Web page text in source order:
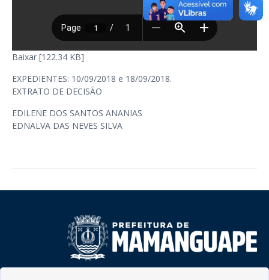
Baixar [122.34 KB]
EXPEDIENTES: 10/09/2018 e 18/09/2018.
EXTRATO DE DECISÃO
EDILENE DOS SANTOS ANANIAS
EDNALVA DAS NEVES SILVA